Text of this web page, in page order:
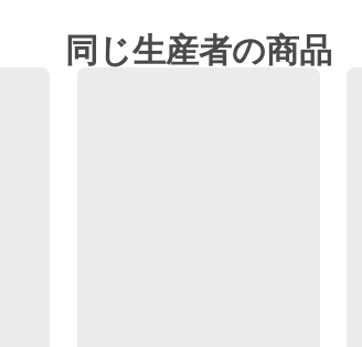
同じ生産者の商品